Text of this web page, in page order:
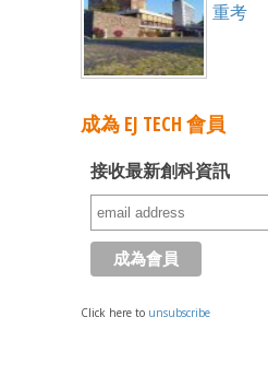
重考
成為 EJ TECH 會員
接收最新創科資訊
Click here to unsubscribe